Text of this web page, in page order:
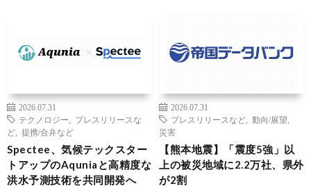
2026.07.31
テクノロジー
プレスリリースな
ど
提携/合弁など
Spectee、気候テックスター
トアップのAquniaと高精度な
洪水予測技術を共同開発へ
2026.07.31
プレスリリースなど
動向/展望
災害
【熊本地震】「震度5強」以
上の被災地域に2.2万社、県外
が2割